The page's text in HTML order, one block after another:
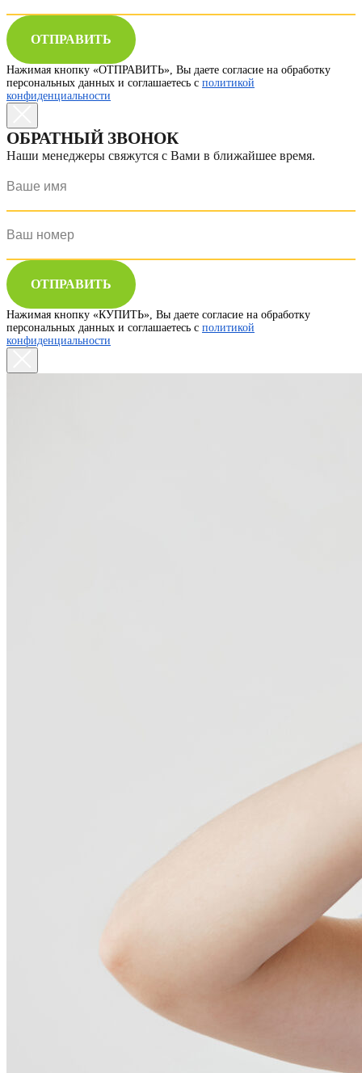
ОТПРАВИТЬ
Нажимая кнопку «ОТПРАВИТЬ», Вы даете согласие на обработку
персональных данных и соглашаетесь с политикой
конфиденциальности
ОБРАТНЫЙ ЗВОНОК
Наши менеджеры свяжутся с Вами в ближайшее время.
ОТПРАВИТЬ
Нажимая кнопку «КУПИТЬ», Вы даете согласие на обработку
персональных данных и соглашаетесь с политикой
конфиденциальности